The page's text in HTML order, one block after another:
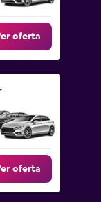
oferta
oferta